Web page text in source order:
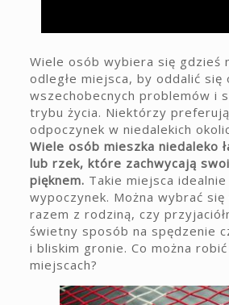
Wiele osób wybiera się gdzieś
odległe miejsca, by oddalić się
wszechobecnych problemów i
trybu życia. Niektórzy
odpoczynek w niedalekich
Wiele osób mieszka niedaleko
lub rzek, które zachwycają
pięknem. Takie miejsca
wypoczynek. Można wybrać
razem z rodziną, czy
świetny sposób na spędzenie
i bliskim gronie. Co można
miejscach?